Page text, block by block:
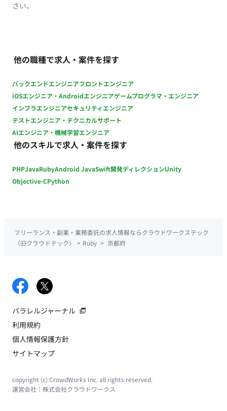
さい。
他の職種で求人・案件を探す
バックエンドエンジニアフロントエンジニア
iOSエンジニア・Androidエンジニアゲームプログラマ・エンジニア
インフラエンジニアセキュリティエンジニア
テストエンジニア・テクニカルサポート
AIエンジニア・機械学習エンジニア
他のスキルで求人・案件を探す
PHPJavaRubyAndroid JavaSwift開発ディレクションUnity
Objective-CPython
フリーランス・副業・業務委託の求人情報ならクラウドワークステック
（旧クラウドテック）
> Ruby > 京都府
パラレルジャーナル
利用規約
個人情報保護方針
サイトマップ
copyright (c) CrowdWorks Inc. all rights reserved.
運営会社： 株式会社クラウドワークス